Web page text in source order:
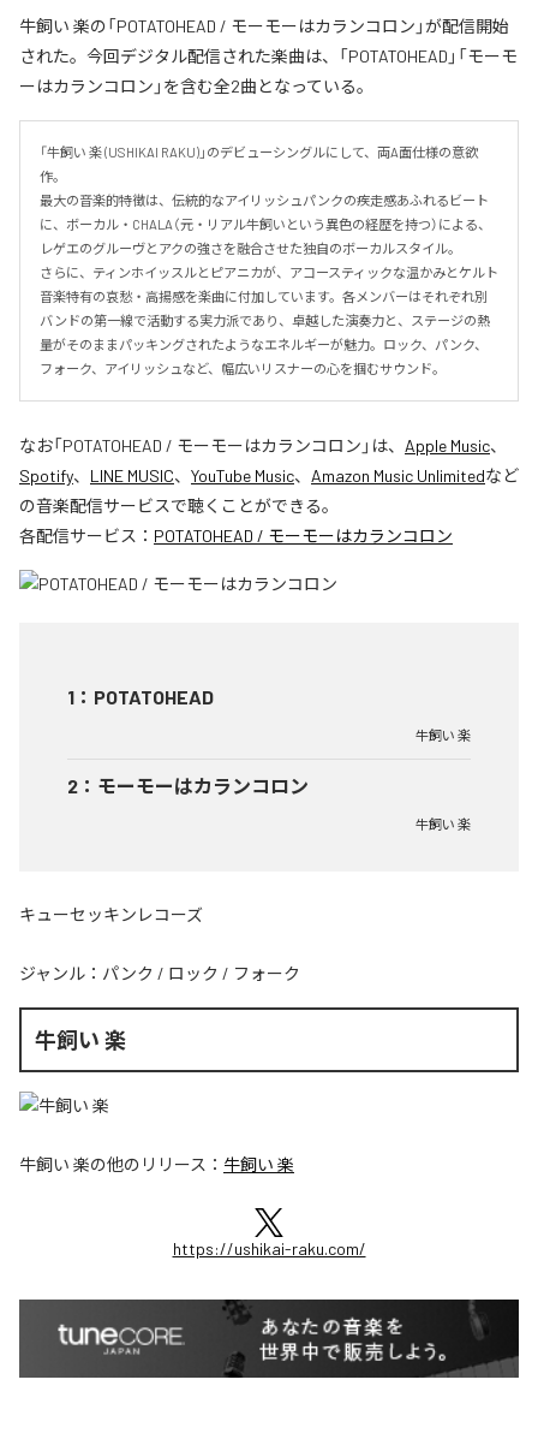
牛飼い 楽の「POTATOHEAD / モーモーはカランコロン」が配信開始
された。今回デジタル配信された楽曲は、「POTATOHEAD」「モーモ
ーはカランコロン」を含む全2曲となっている。
「牛飼い 楽 (USHIKAI RAKU)」のデビューシングルにして、両A面仕様の意欲
作。
最大の音楽的特徴は、伝統的なアイリッシュパンクの疾走感あふれるビート
に、ボーカル・CHALA（元・リアル牛飼いという異色の経歴を持つ）による、
レゲエのグルーヴとアクの強さを融合させた独自のボーカルスタイル。
さらに、ティンホイッスルとピアニカが、アコースティックな温かみとケルト
音楽特有の哀愁・高揚感を楽曲に付加しています。各メンバーはそれぞれ別
バンドの第一線で活動する実力派であり、卓越した演奏力と、ステージの熱
量がそのままパッキングされたようなエネルギーが魅力。ロック、パンク、
フォーク、アイリッシュなど、幅広いリスナーの心を掴むサウンド。
なお「POTATOHEAD / モーモーはカランコロン 」は、 Apple Music、
Spotify、 LINE MUSIC、 YouTube Music、 Amazon Music Unlimitedなど
の音楽配信サービスで聴くことができる。
各配信サービス： POTATOHEAD / モーモーはカランコロン
1 ： POTATOHEAD
牛飼い 楽
2 ： モーモーはカランコロン
牛飼い 楽
キューセッキンレコーズ
ジャンル： パンク / ロック / フォーク
牛飼い 楽
牛飼い 楽の他のリリース： 牛飼い 楽
https://ushikai-raku.com/